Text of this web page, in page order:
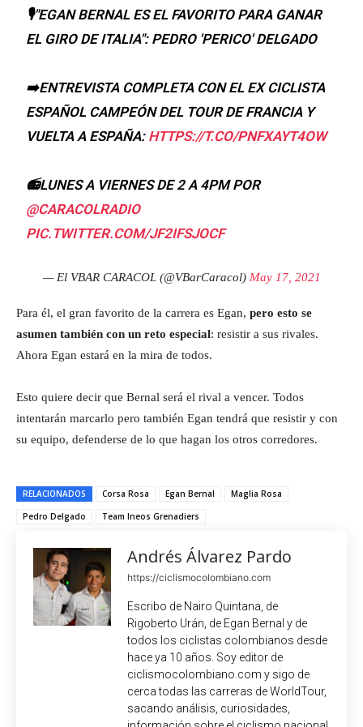
🎙️"EGAN BERNAL ES EL FAVORITO PARA GANAR
EL GIRO DE ITALIA": PEDRO 'PERICO' DELGADO
➡️ENTREVISTA COMPLETA CON EL EX CICLISTA
ESPAÑOL CAMPEÓN DEL TOUR DE FRANCIA Y
VUELTA A ESPAÑA: HTTPS://T.CO/PNFXAYT4OW
📻LUNES A VIERNES DE 2 A 4PM POR
@CARACOLRADIO
PIC.TWITTER.COM/JF2IFSJOCF
— El VBAR CARACOL (@VBarCaracol) May 17, 2021
Para él, el gran favorito de la carrera es Egan, pero esto se
asumen también con un reto especial: resistir a sus rivales.
Ahora Egan estará en la mira de todos.
Esto quiere decir que Bernal será el rival a vencer. Todos
intentarán marcarlo pero también Egan tendrá que resistir y con
su equipo, defenderse de lo que hagan los otros corredores.
RELACIONADOS Corsa Rosa Egan Bernal
Maglia Rosa
Pedro Delgado
Team Ineos Grenadiers
Andrés Álvarez Pardo
https://ciclismocolombiano.com
Escribo de Nairo Quintana, de
Rigoberto Urán, de Egan Bernal y de
todos los ciclistas colombianos desde
hace ya 10 años. Soy editor de
ciclismocolombiano.com y sigo de
cerca todas las carreras de WorldTour,
sacando análisis, curiosidades,